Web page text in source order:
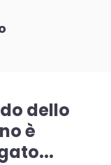
dello
è